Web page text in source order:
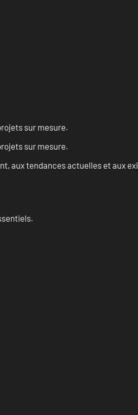
sur mesure.
sur mesure.
aux tendances actuelles et aux